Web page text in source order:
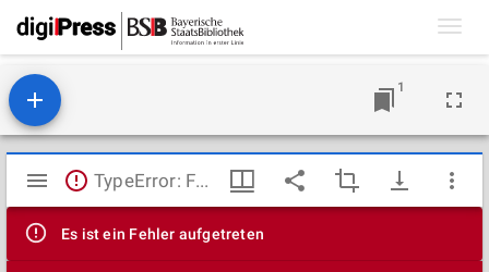
1
Mirador
Viewer
TypeError: Failed to fetch
Es ist ein Fehler aufgetreten